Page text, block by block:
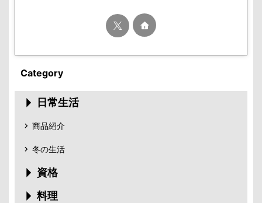
Category
日常生活
商品紹介
冬の生活
資格
料理